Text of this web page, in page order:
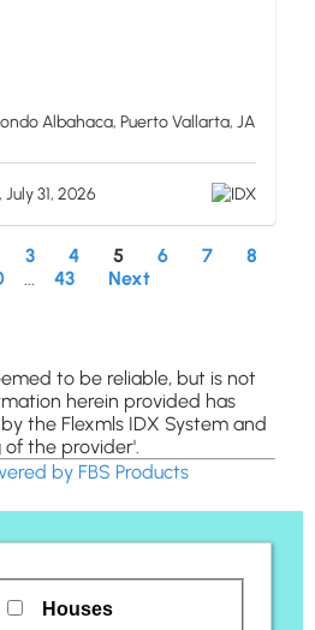
Albahaca, Puerto Vallarta, JA
31, 2026
3 4 5 6 7
8
... 43 Next
to be reliable, but is not
herein provided has
the Flexmls IDX System and
the provider'.
by FBS Products
Houses